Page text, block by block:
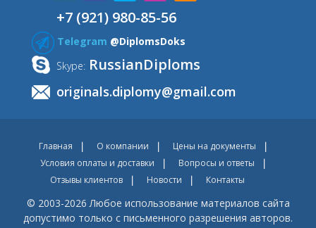
+7 (921) 980-85-56
Telegram @DiplomsDoks
Skype: RussianDiploms
originals.diplomy@gmail.com
Главная О компании
Цены на документы
Условия оплаты и доставки
Вопросы и ответы
Отзывы клиентов
Новости Контакты
© 2003-2026 Любое использование материалов сайта
допустимо только с письменного разрешения авторов.